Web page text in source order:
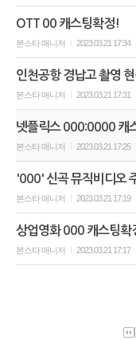
OTT 00 캐스팅확정!
본스타 매니저 2023.03.21 17:34
인천공항 경납고 촬영
본스타 매니저 2023.03.21 17:31
넷플릭스 000:0000 캐
본스타 매니저 2023.03.21 17:25
'000' 신곡 뮤직비디오
본스타 매니저 2023.03.21 17:19
상업영화 000 캐스팅확
본스타 매니저 2023.03.21 17:17